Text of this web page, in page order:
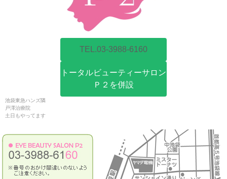
TEL.03-3988-6160
トータルビューティーサロン
Ｐ２を併設
池袋東急ハンズ隣
戸澤治療院
土日もやってます